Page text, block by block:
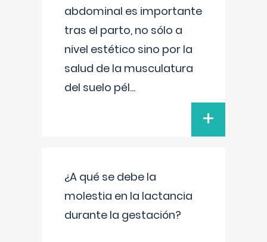
abdominal es importante
tras el parto, no sólo a
nivel estético sino por la
salud de la musculatura
del suelo pél...
+
¿A qué se debe la
molestia en la lactancia
durante la gestación?